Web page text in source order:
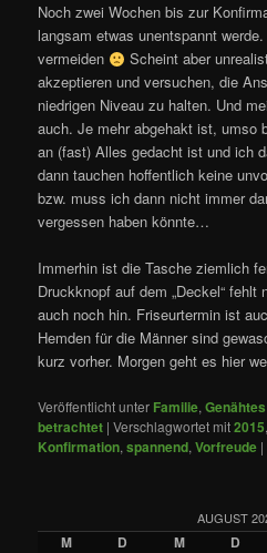
Noch zwei Wochen bis zur
langsam etwas unentspannt
vermeiden
Scheint aber
akzeptieren und versuchen, die
niedrigen Niveau zu halten. Und
auch. Je mehr abgehakt ist, umso
an (fast) Alles gedacht ist und ich
dann tauchen hoffentlich keine
bzw. muss ich dann nicht immer
vergessen haben könnte…
Immerhin ist die Tasche ziemlich
Druckknopf auf dem „Deckel“
auch noch hin. Friseurtermin ist
Hemden für die Männer sind
kurz vorher. Morgen geht es hier
Veröffentlicht unter Familie,
betrachtet |Verschlagwortet mit2015
Konfirmation,spannend,Vorfreude |
AUGUST
M D M D